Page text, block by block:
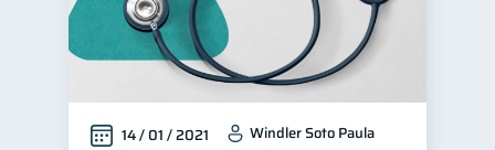
14 / 01 / 2021 Windler Soto Paula